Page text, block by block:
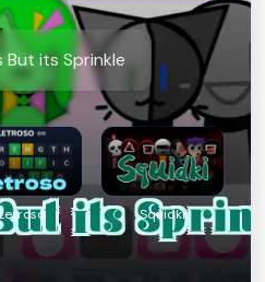
But its Sprinkle
Letroso Squidki